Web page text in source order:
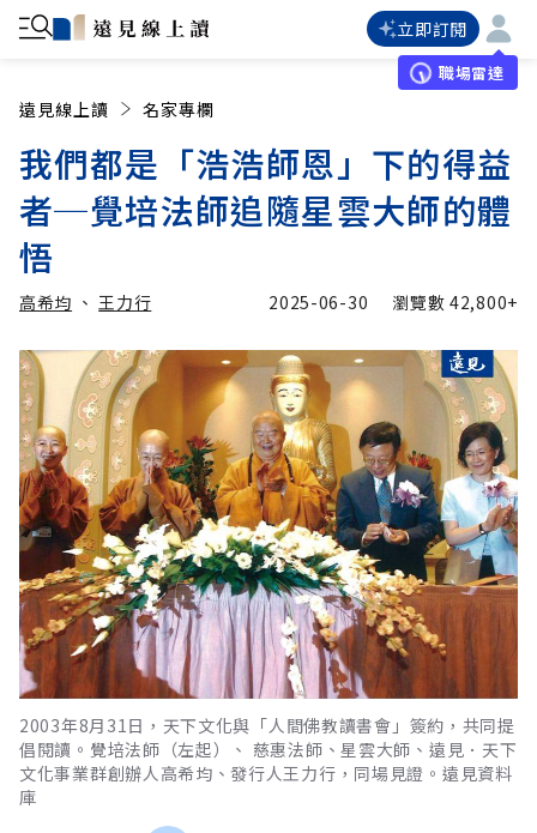
立即訂閱
職場雷達
遠見線上讀 名家專欄
我們都是「浩浩師恩」下的得益
者─覺培法師追隨星雲大師的體
悟
高希均
高希均 加入追蹤
、 王力行
王力行 加入追蹤
2025-06-30 瀏覽數42,800+
2003年8月31日，天下文化與「人間佛教讀書會」簽約，共同提
倡閱讀。覺培法師（左起）、 慈惠法師、星雲大師、遠見．天下
文化事業群創辦人高希均、發行人王力行，同場見證。遠見資料
庫